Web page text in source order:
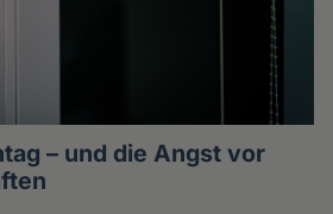
– und die Angst vor